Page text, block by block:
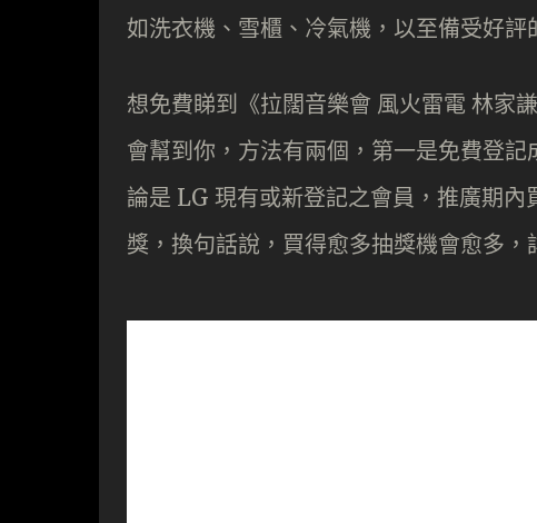
如洗衣機、雪櫃、冷氣機，以至備受好評
想免費睇到《拉闊音樂會 風火雷電 林
會幫到你，方法有兩個，第一是免費登
論是 LG 現有或新登記之會員，推廣期
獎，換句話說，買得愈多抽獎機會愈多，